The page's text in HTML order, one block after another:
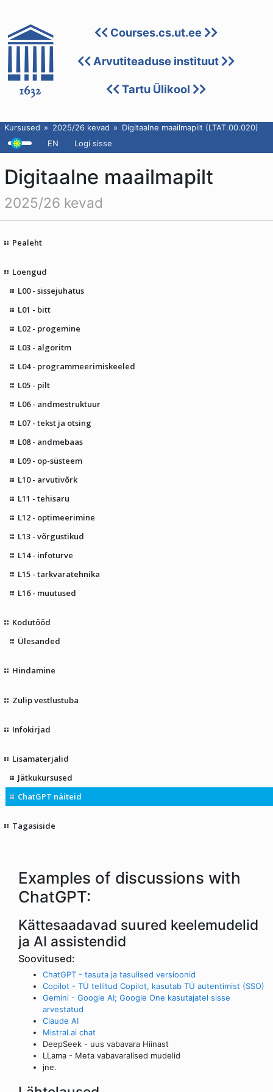
Courses.cs.ut.ee
Arvutiteaduse instituut
Tartu Ülikool
Kursused 2025/26 kevad
Digitaalne maailmapilt (LTAT.00.020)
EN
Logi sisse
Digitaalne maailmapilt
2025/26 kevad
Pealeht
Loengud
L00 - sissejuhatus
L01 - bitt
L02 - progemine
L03 - algoritm
L04 - programmeerimiskeeled
L05 - pilt
L06 - andmestruktuur
L07 - tekst ja otsing
L08 - andmebaas
L09 - op-süsteem
L10 - arvutivõrk
L11 - tehisaru
L12 - optimeerimine
L13 - võrgustikud
L14 - infoturve
L15 - tarkvaratehnika
L16 - muutused
Kodutööd
Ülesanded
Hindamine
Zulip vestlustuba
Infokirjad
Lisamaterjalid
Jätkukursused
ChatGPT näiteid
Tagasiside
Examples of discussions with
ChatGPT:
Kättesaadavad suured keelemudelid
ja AI assistendid
Soovitused:
ChatGPT - tasuta ja tasulised versioonid
Copilot - TÜ tellitud Copilot, kasutab TÜ autentimist (SSO)
Gemini - Google AI; Google One kasutajatel sisse
arvestatud
Claude AI
Mistral.ai chat
DeepSeek - uus vabavara Hiinast
LLama - Meta vabavaralised mudelid
jne.